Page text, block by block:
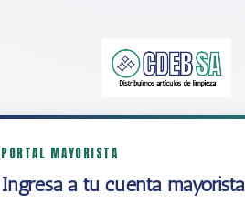
PORTAL MAYORISTA
Ingresá a tu cuenta mayorista